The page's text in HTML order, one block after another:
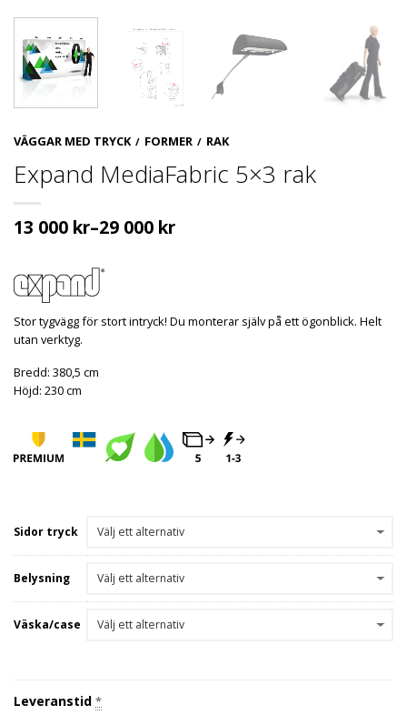
VÄGGAR MED TRYCK / FORMER / RAK
Expand MediaFabric 5×3 rak
13 000 kr–29 000 kr
Stor tygvägg för stort intryck! Du monterar själv på ett ögonblick. Helt
utan verktyg.
Bredd: 380,5 cm
Höjd: 230 cm
Sidor tryck
Belysning
Väska/case
Leveranstid *